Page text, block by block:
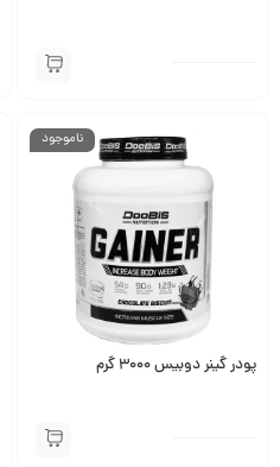
ناموجود
پودر گینر دوبیس 3000 گرم